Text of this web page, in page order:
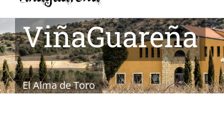
ViñaGuareña
El Alma de Toro